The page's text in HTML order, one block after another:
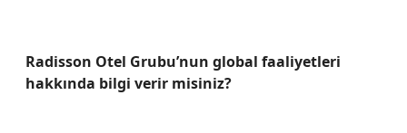
Radisson Otel Grubu’nun global faaliyetleri
hakkında bilgi verir misiniz?